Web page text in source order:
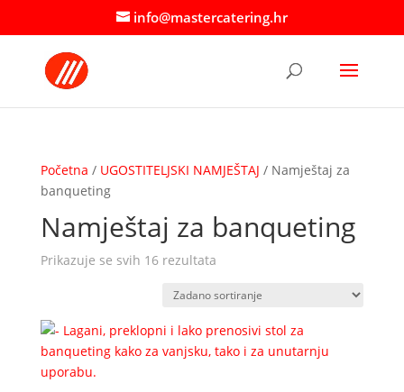
info@mastercatering.hr
Početna / UGOSTITELJSKI NAMJEŠTAJ / Namještaj za
banqueting
Namještaj za banqueting
Prikazuje se svih 16 rezultata